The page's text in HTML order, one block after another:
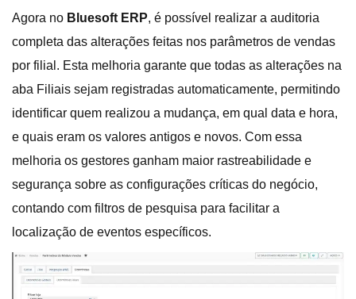
Agora no Bluesoft ERP, é possível realizar a auditoria
completa das alterações feitas nos parâmetros de vendas
por filial. Esta melhoria garante que todas as alterações na
aba Filiais sejam registradas automaticamente, permitindo
identificar quem realizou a mudança, em qual data e hora,
e quais eram os valores antigos e novos. Com essa
melhoria os gestores ganham maior rastreabilidade e
segurança sobre as configurações críticas do negócio,
contando com filtros de pesquisa para facilitar a
localização de eventos específicos.